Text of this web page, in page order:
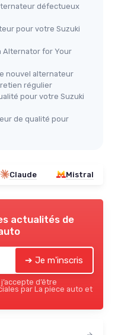
70A pour SUZUKI
qualité-prix
défectueux
pour votre Suzuki
Alternator for Your
nouvel alternateur
régulier
pour votre Suzuki
de qualité pour
Claude Mistral
actualités de
➔ Je m'inscris
d’être
par La piece auto et